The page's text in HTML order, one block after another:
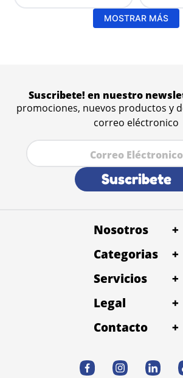
MOSTRAR MÁS
Suscribete! en nuestro
promociones, nuevos productos y
correo eléctronico
Suscribete
Nosotros
+
Categorias
+
Servicios
+
Legal
+
Contacto
+